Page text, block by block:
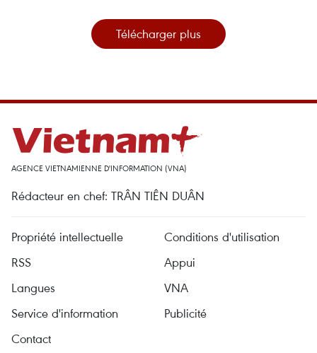
Télécharger plus
AGENCE VIETNAMIENNE D'INFORMATION (VNA)
Rédacteur en chef: TRÂN TIÊN DUÂN
Propriété intellectuelle
Conditions d'utilisation
RSS
Appui
Langues
VNA
Service d'information
Publicité
Contact